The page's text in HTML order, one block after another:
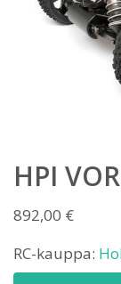
HPI
892,00 €
RC-kauppa: